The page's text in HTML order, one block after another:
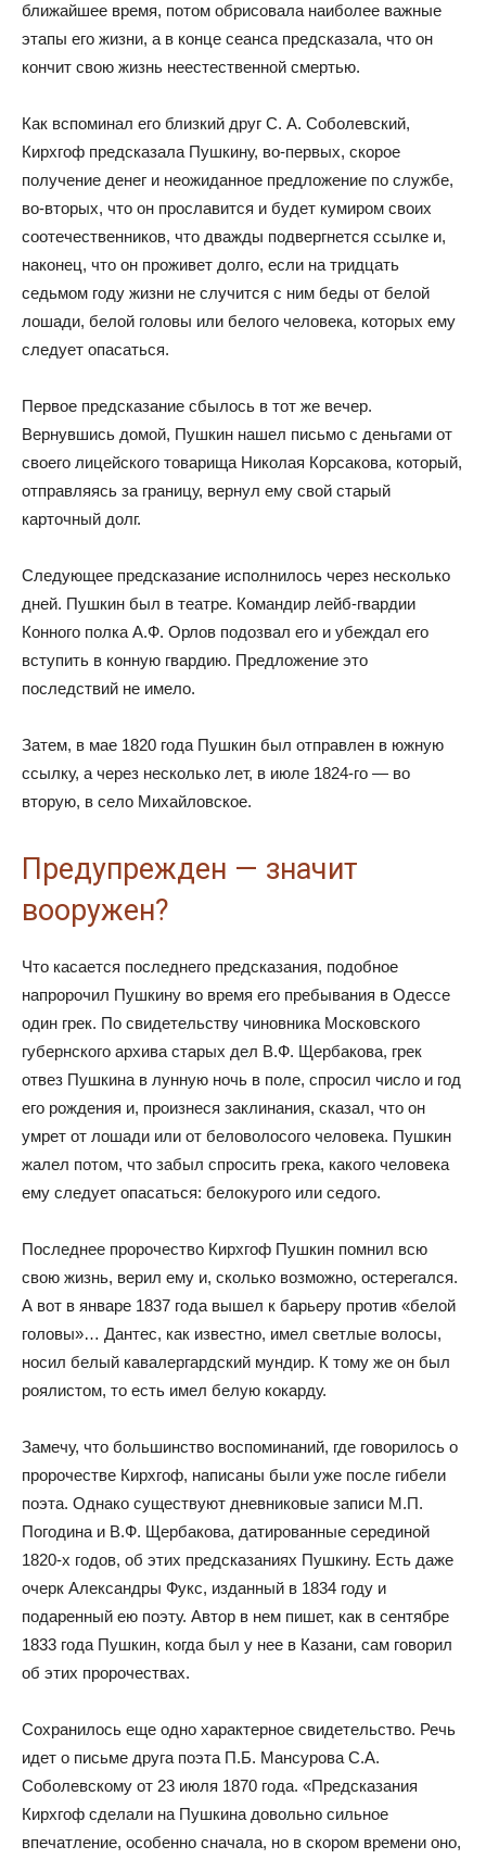
ближайшее время, потом обрисовала наиболее важные
этапы его жизни, а в конце сеанса предсказала, что он
кончит свою жизнь неестественной смертью.
Как вспоминал его близкий друг С. А. Соболевский,
Кирхгоф предсказала Пушкину, во-первых, скорое
получение денег и неожиданное предложение по службе,
во-вторых, что он прославится и будет кумиром своих
соотечественников, что дважды подвергнется ссылке и,
наконец, что он проживет долго, если на тридцать
седьмом году жизни не случится с ним беды от белой
лошади, белой головы или белого человека, которых ему
следует опасаться.
Первое предсказание сбылось в тот же вечер.
Вернувшись домой, Пушкин нашел письмо с деньгами от
своего лицейского товарища Николая Корсакова, который,
отправляясь за границу, вернул ему свой старый
карточный долг.
Следующее предсказание исполнилось через несколько
дней. Пушкин был в театре. Командир лейб-гвардии
Конного полка А.Ф. Орлов подозвал его и убеждал его
вступить в конную гвардию. Предложение это
последствий не имело.
Затем, в мае 1820 года Пушкин был отправлен в южную
ссылку, а через несколько лет, в июле 1824-го — во
вторую, в село Михайловское.
Предупрежден — значит
вооружен?
Что касается последнего предсказания, подобное
напророчил Пушкину во время его пребывания в Одессе
один грек. По свидетельству чиновника Московского
губернского архива старых дел В.Ф. Щербакова, грек
отвез Пушкина в лунную ночь в поле, спросил число и год
его рождения и, произнеся заклинания, сказал, что он
умрет от лошади или от беловолосого человека. Пушкин
жалел потом, что забыл спросить грека, какого человека
ему следует опасаться: белокурого или седого.
Последнее пророчество Кирхгоф Пушкин помнил всю
свою жизнь, верил ему и, сколько возможно, остерегался.
А вот в январе 1837 года вышел к барьеру против «белой
головы»… Дантес, как известно, имел светлые волосы,
носил белый кавалергардский мундир. К тому же он был
роялистом, то есть имел белую кокарду.
Замечу, что большинство воспоминаний, где говорилось о
пророчестве Кирхгоф, написаны были уже после гибели
поэта. Однако существуют дневниковые записи М.П.
Погодина и В.Ф. Щербакова, датированные серединой
1820-х годов, об этих предсказаниях Пушкину. Есть даже
очерк Александры Фукс, изданный в 1834 году и
подаренный ею поэту. Автор в нем пишет, как в сентябре
1833 года Пушкин, когда был у нее в Казани, сам говорил
об этих пророчествах.
Сохранилось еще одно характерное свидетельство. Речь
идет о письме друга поэта П.Б. Мансурова С.А.
Соболевскому от 23 июля 1870 года. «Предсказания
Кирхгоф сделали на Пушкина довольно сильное
впечатление, особенно сначала, но в скором времени оно,